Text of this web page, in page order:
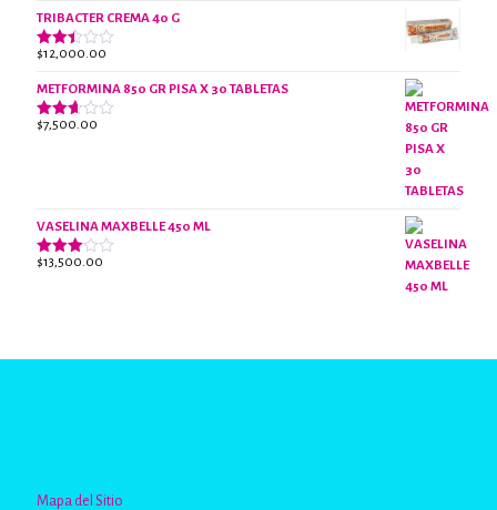
2.47
de 5
TRIBACTER CREMA 40 G
Valorado
2.40
de 5
$12,000.00
METFORMINA 850 GR PISA X 30 TABLETAS
Valorado
$7,500.00
VASELINA MAXBELLE 450 ML
Valorado
$13,500.00
Mapa del Sitio